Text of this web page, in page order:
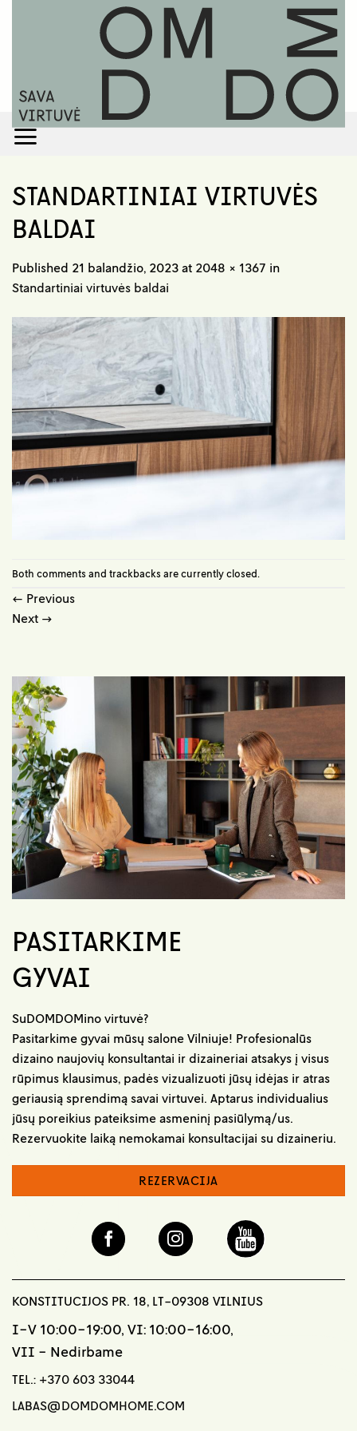
STANDARTINIAI VIRTUVĖS
BALDAI
Published 21 balandžio, 2023 at 2048 × 1367 in
Standartiniai virtuvės baldai
Both comments and trackbacks are currently closed.
← Previous
Next →
PASITARKIME
GYVAI
SuDOMDOMino virtuvė?
Pasitarkime gyvai mūsų salone Vilniuje! Profesionalūs
dizaino naujovių konsultantai ir dizaineriai atsakys į visus
rūpimus klausimus, padės vizualizuoti jūsų idėjas ir atras
geriausią sprendimą savai virtuvei. Aptarus individualius
jūsų poreikius pateiksime asmeninį pasiūlymą/us.
Rezervuokite laiką nemokamai konsultacijai su dizaineriu.
REZERVACIJA
KONSTITUCIJOS PR. 18, LT-09308 VILNIUS
I-V 10:00-19:00, VI: 10:00-16:00,
VII - Nedirbame
TEL.: +370 603 33044
LABAS@DOMDOMHOME.COM